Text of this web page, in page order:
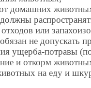
домашних
или
не допускать
ущерба-потравы
и откорм
на еду и